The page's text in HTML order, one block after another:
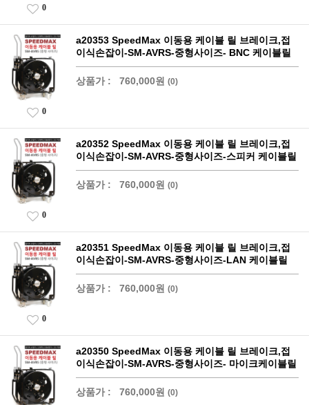
0
a20353 SpeedMax 이동용 케이블 릴 브레이크,접
이식손잡이-SM-AVRS-중형사이즈- BNC 케이블릴
상품가 : 760,000원 (0)
0
a20352 SpeedMax 이동용 케이블 릴 브레이크,접
이식손잡이-SM-AVRS-중형사이즈-스피커 케이블릴
상품가 : 760,000원 (0)
0
a20351 SpeedMax 이동용 케이블 릴 브레이크,접
이식손잡이-SM-AVRS-중형사이즈-LAN 케이블릴
상품가 : 760,000원 (0)
0
a20350 SpeedMax 이동용 케이블 릴 브레이크,접
이식손잡이-SM-AVRS-중형사이즈- 마이크케이블릴
상품가 : 760,000원 (0)